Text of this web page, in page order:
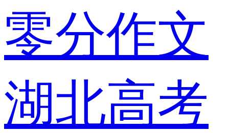
零分作文
湖北高考